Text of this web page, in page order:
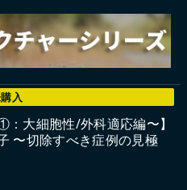
入
：大細胞性/外科適応編〜】
〜切除すべき症例の見極